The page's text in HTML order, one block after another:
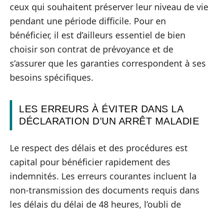
ceux qui souhaitent préserver leur niveau de vie
pendant une période difficile. Pour en
bénéficier, il est d’ailleurs essentiel de bien
choisir son contrat de prévoyance et de
s’assurer que les garanties correspondent à ses
besoins spécifiques.
LES ERREURS À ÉVITER DANS LA
DÉCLARATION D’UN ARRÊT MALADIE
Le respect des délais et des procédures est
capital pour bénéficier rapidement des
indemnités. Les erreurs courantes incluent la
non-transmission des documents requis dans
les délais du délai de 48 heures, l’oubli de